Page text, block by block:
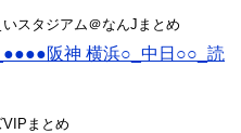
スタジアム＠なんJまとめ
阪神 横浜○_中日○○_読
VIPまとめ